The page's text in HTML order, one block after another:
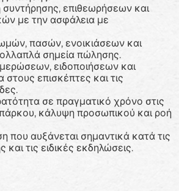
επιθεωρήσεων και
με την ασφάλεια με
πασών, ενοικιάσεων και
σημεία πώλησης.
ειδοποιήσεων και
επισκέπτες και τις
σε πραγματικό χρόνο στις
πάρκου, κάλυψη προσωπικού και ροή
που αυξάνεται σημαντικά κατά τις
και τις ειδικές εκδηλώσεις.